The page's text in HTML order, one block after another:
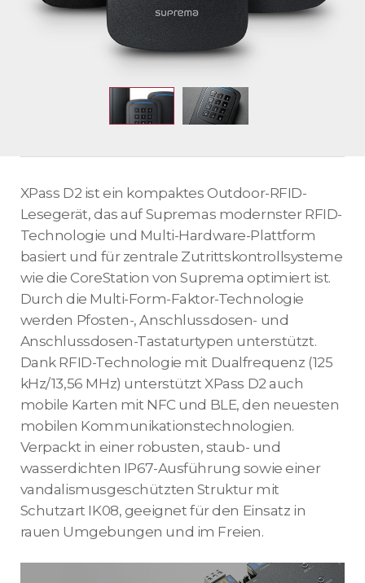
XPass D2 ist ein kompaktes Outdoor-RFID-
Lesegerät, das auf Supremas modernster RFID-
Technologie und Multi-Hardware-Plattform
basiert und für zentrale Zutrittskontrollsysteme
wie die CoreStation von Suprema optimiert ist.
Durch die Multi-Form-Faktor-Technologie
werden Pfosten-, Anschlussdosen- und
Anschlussdosen-Tastaturtypen unterstützt.
Dank RFID-Technologie mit Dualfrequenz (125
kHz/13,56 MHz) unterstützt XPass D2 auch
mobile Karten mit NFC und BLE, den neuesten
mobilen Kommunikationstechnologien.
Verpackt in einer robusten, staub- und
wasserdichten IP67-Ausführung sowie einer
vandalismusgeschützten Struktur mit
Schutzart IK08, geeignet für den Einsatz in
rauen Umgebungen und im Freien.